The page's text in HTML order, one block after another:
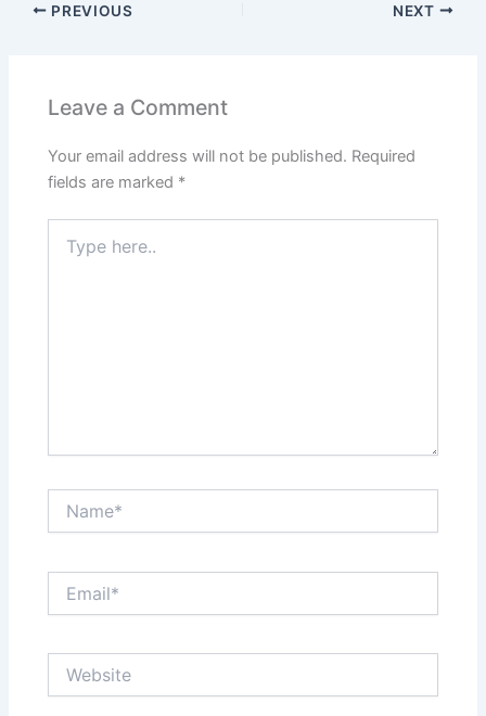
PREVIOUS NEXT
Leave a Comment
Your email address will not be published. Required
fields are marked *
here..